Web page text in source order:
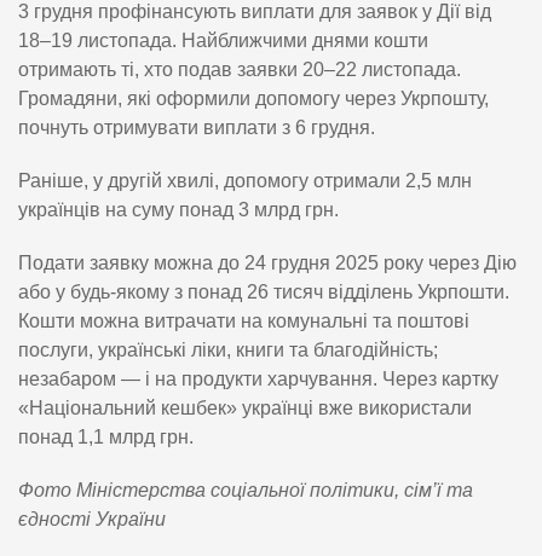
3 грудня профінансують виплати для заявок у Дії від
18–19 листопада. Найближчими днями кошти
отримають ті, хто подав заявки 20–22 листопада.
Громадяни, які оформили допомогу через Укрпошту,
почнуть отримувати виплати з 6 грудня.
Раніше, у другій хвилі, допомогу отримали 2,5 млн
українців на суму понад 3 млрд грн.
Подати заявку можна до 24 грудня 2025 року через Дію
або у будь-якому з понад 26 тисяч відділень Укрпошти.
Кошти можна витрачати на комунальні та поштові
послуги, українські ліки, книги та благодійність;
незабаром — і на продукти харчування. Через картку
«Національний кешбек» українці вже використали
понад 1,1 млрд грн.
Фото Міністерства соціальної політики, сім’ї та
єдності України